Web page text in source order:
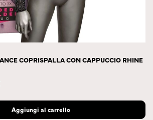
COPRISPALLA CON CAPPUCCIO RHINE
Aggiungi al carrello